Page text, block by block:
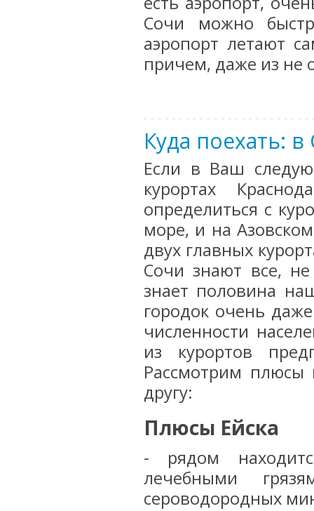
Сочи можно
аэропорт летают
причем, даже из не
Куда поехать:
Если в Ваш
курортах
определиться с
море, и на
двух главных
Сочи знают все,
знает половина
городок очень
численности
из курортов
Рассмотрим
другу:
Плюсы Ейска
- рядом
лечебными
сероводородных